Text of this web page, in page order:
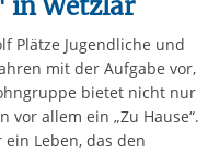
in Wetzlar
Plätze Jugendliche und
mit der Aufgabe vor,
bietet nicht nur
vor allem ein „Zu Hause“.
Leben, das den